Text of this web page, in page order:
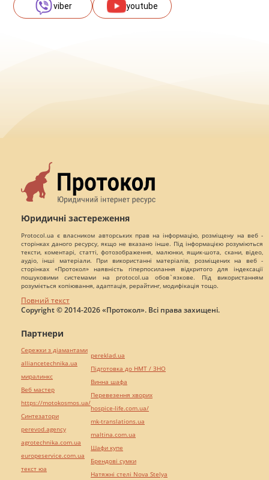
viber youtube
Юридичні застереження
Protocol.ua є власником авторських прав на інформацію, розміщену на веб -
сторінках даного ресурсу, якщо не вказано інше. Під інформацією розуміються
тексти, коментарі, статті, фотозображення, малюнки, ящик-шота, скани, відео,
аудіо, інші матеріали. При використанні матеріалів, розміщених на веб -
сторінках «Протокол» наявність гіперпосилання відкритого для індексації
пошуковими системами на protocol.ua обов`язкове. Під використанням
розуміється копіювання, адаптація, рерайтинг, модифікація тощо.
Повний текст
Copyright © 2014-2026 «Протокол». Всі права захищені.
Партнери
Сережки з діамантами
alliancetechnika.ua
миралинкс
Веб мастер
https://motokosmos.ua/
Синтезатори
perevod.agency
agrotechnika.com.ua
europeservice.com.ua
текст юа
pereklad.ua
Підготовка до НМТ / ЗНО
Винна шафа
Перевезення хворих
hospice-life.com.ua/
mk-translations.ua
maltina.com.ua
Шафи купе
Брендові сумки
Натяжні стелі Nova Stelya